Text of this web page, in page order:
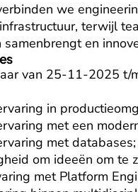
we
terwijl
samenbrengt en
van 25-11-2025
in
met een
met databases;
om ideeën om te
met Platform